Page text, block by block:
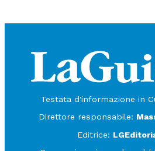
Testata d'informazione in
Direttore responsabile:
Editrice: